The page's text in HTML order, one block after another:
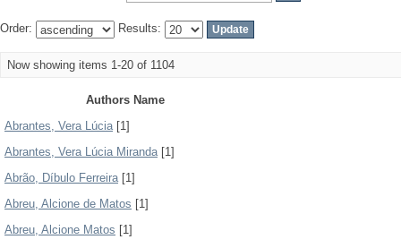
Order: Results:
Now showing items 1-20 of 1104
Authors Name
Abrantes, Vera Lúcia[1]
Abrantes, Vera Lúcia Miranda[1]
Abrão, Díbulo Ferreira[1]
Abreu, Alcione de Matos [1]
Abreu, Alcione Matos [1]